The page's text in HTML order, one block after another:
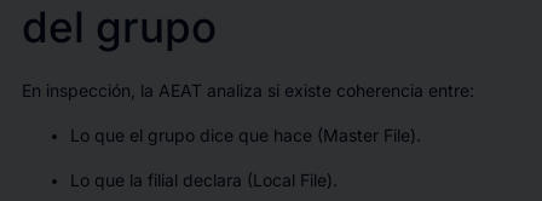
del grupo
En inspección, la AEAT analiza si existe coherencia entre:
Lo que el grupo dice que hace (Master File).
Lo que la filial declara (Local File).